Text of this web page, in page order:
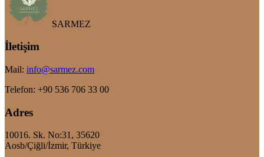
SARMEZ
İletişim
Mail: info@sarmez.com
Telefon: +90 536 706 33 00
Adres
10016. Sk. No:31, 35620
Aosb/Çiğli/İzmir, Türkiye